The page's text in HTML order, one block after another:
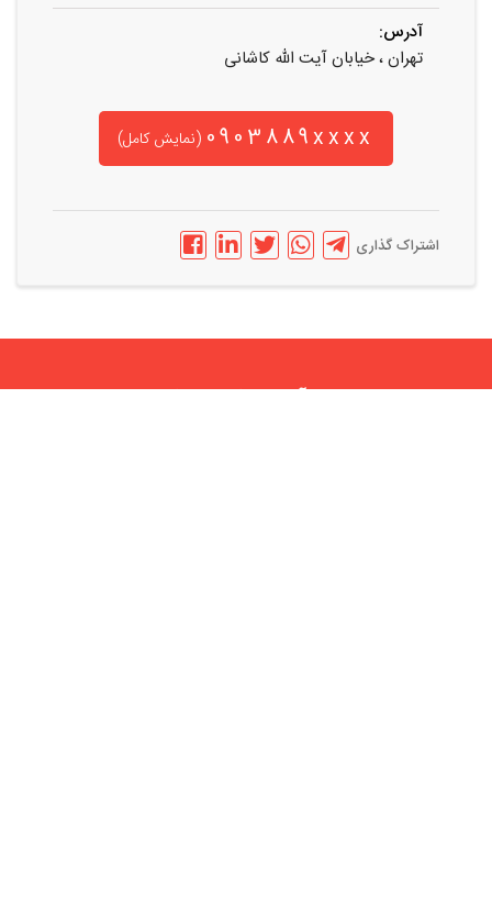
آدرس:
تهران ، خیابان آیت الله کاشانی
0903889xxxx (نمایش کامل)
اشتراک گذاری
در آنلاین استخدام